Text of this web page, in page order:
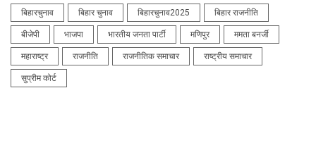
बिहारचुनाव बिहार चुनाव बिहारचुनाव2025 बिहार राजनीति
बीजेपी भाजपा भारतीय जनता पार्टी मणिपुर ममता बनर्जी
महाराष्ट्र राजनीति राजनीतिक समाचार राष्ट्रीय समाचार
सुप्रीम कोर्ट